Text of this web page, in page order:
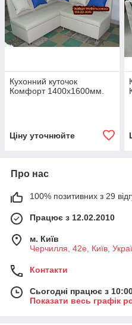
Кухонний куточок
Комфорт 1400х1600мм.
Ціну уточнюйте
Про нас
100% позитивних з 29
Працює з 12.02.2010
м. Київ
Черчилля, 42е, Київ,
Контакти
Сьогодні працює з
Показати весь графік